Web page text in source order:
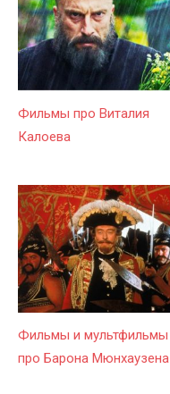
Фильмы про Виталия
Калоева
Фильмы и мультфильмы
про Барона Мюнхаузена